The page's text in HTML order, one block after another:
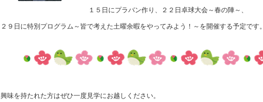
１５日にプラバン作り、２２日卓球大会～春の陣～、
２９日に特別プログラム～皆で考えた土曜余暇をやってみよう！～を開催する予定です。
興味を持たれた方はぜひ一度見学にお越しください。